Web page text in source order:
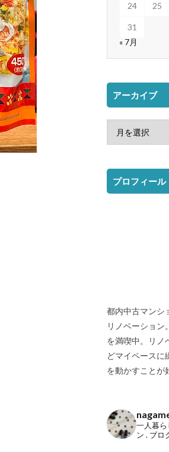
24 25
31
« 7月
アーカイブ
プロフィール
都内中古マンシ
リノベーション
を満喫中。リノ
どマイペースに
を動かすことが
一人暮ら
ン . ブロ